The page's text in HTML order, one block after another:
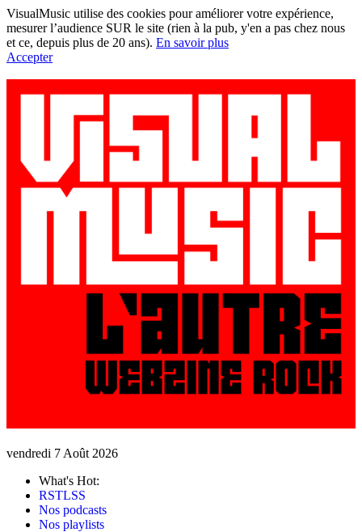
VisualMusic utilise des cookies pour améliorer votre expérience,
mesurer l’audience SUR le site (rien à la pub, y'en a pas chez nous
et ce, depuis plus de 20 ans). En savoir plus
Accepter
vendredi 7 Août 2026
What's Hot:
RSTLSS
Nos podcasts
Nos playlists